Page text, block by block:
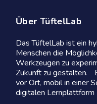
Über TüftelLab
Das TüftelLab ist ein
Menschen die
Werkzeugen zu
Zukunft zu gestalten.
vor Ort, mobil in einer
digitalen Lernplattform